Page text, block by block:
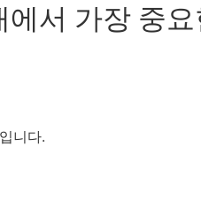
서 가장 중
니다.